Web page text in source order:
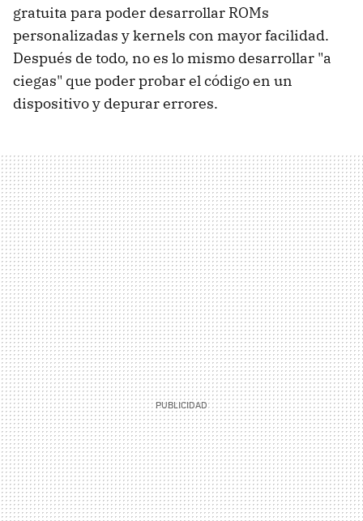
gratuita para poder desarrollar ROMs
personalizadas y kernels con mayor facilidad.
Después de todo, no es lo mismo desarrollar "a
ciegas" que poder probar el código en un
dispositivo y depurar errores.